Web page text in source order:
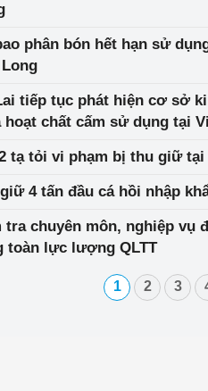
phân bón hết hạn sử
tiếp tục phát hiện cơ sở
hoạt chất cấm sử dụng tại
tạ tỏi vi phạm bị thu giữ
4 tấn đầu cá hồi nhập
tra chuyên môn, nghiệp vụ
toàn lực lượng QLTT
1 2 3